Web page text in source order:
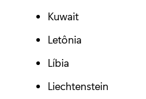
Kuwait
Letônia
Líbia
Liechtenstein